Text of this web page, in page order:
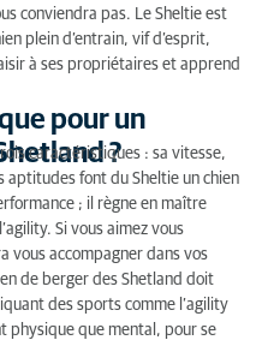
conviendra pas. Le Sheltie est
plein d’entrain, vif d’esprit,
à ses propriétaires et apprend
pour un
?
caractéristiques : sa vitesse,
aptitudes font du Sheltie un chien
; il règne en maître
Si vous aimez vous
vous accompagner dans vos
de berger des Shetland doit
des sports comme l’agility
physique que mental, pour se